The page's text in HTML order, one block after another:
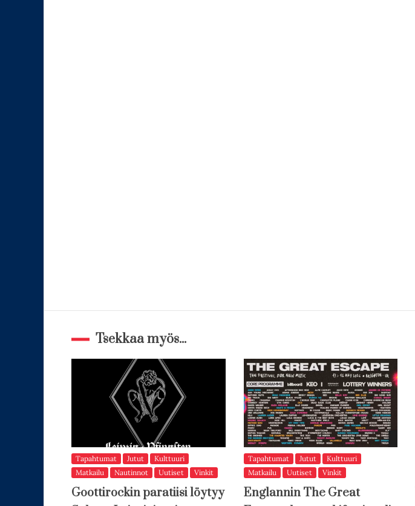
Tsekkaa myös...
Tapahtumat Jutut
Kulttuuri
Matkailu
Nautinnot Uutiset Vinkit
Goottirockin paratiisi löytyy
Tapahtumat Jutut
Kulttuuri
Matkailu
Uutiset Vinkit
Englannin The Great